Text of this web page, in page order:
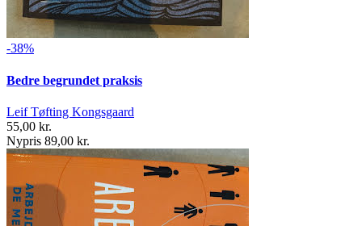
-38%
Bedre begrundet praksis
Leif Tøfting Kongsgaard
55,00 kr.
Nypris 89,00 kr.